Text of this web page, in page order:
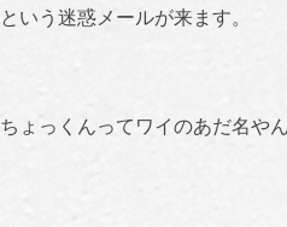
という迷惑メールが来ます。
ちょっくんってワイのあだ名や